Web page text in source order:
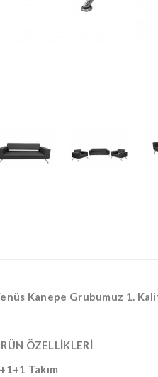
Kanepe Grubumuz 1.
ÖZELLİKLERİ
Takım